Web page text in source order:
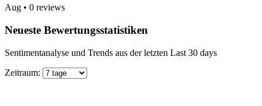
Aug • 0 reviews
Neueste Bewertungsstatistiken
Sentimentanalyse und Trends aus der letzten Last 30 days
Zeitraum: